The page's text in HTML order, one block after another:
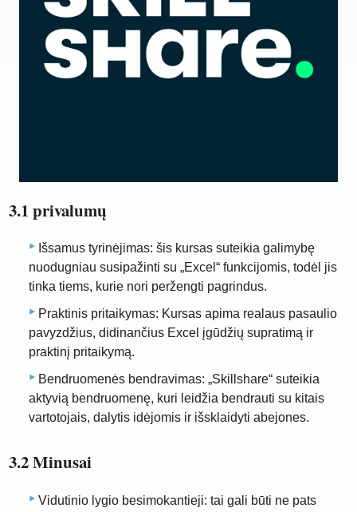
3.1 privalumų
Išsamus tyrinėjimas: šis kursas suteikia galimybę
nuodugniau susipažinti su „Excel“ funkcijomis, todėl jis
tinka tiems, kurie nori peržengti pagrindus.
Praktinis pritaikymas: Kursas apima realaus pasaulio
pavyzdžius, didinančius Excel įgūdžių supratimą ir
praktinį pritaikymą.
Bendruomenės bendravimas: „Skillshare“ suteikia
aktyvią bendruomenę, kuri leidžia bendrauti su kitais
vartotojais, dalytis idėjomis ir išsklaidyti abejones.
3.2 Minusai
Vidutinio lygio besimokantieji: tai gali būti ne pats